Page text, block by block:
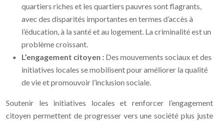
quartiers riches et les quartiers pauvres sont flagrants,
avec des disparités importantes en termes d’accès à
l’éducation, à la santé et au logement. La criminalité est un
problème croissant.
L’engagement citoyen : Des mouvements sociaux et des
initiatives locales se mobilisent pour améliorer la qualité
de vie et promouvoir l’inclusion sociale.
Soutenir les initiatives locales et renforcer l’engagement
citoyen permettent de progresser vers une société plus juste